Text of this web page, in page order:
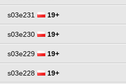
s03e231 19+
s03e230 19+
s03e229 19+
s03e228 19+